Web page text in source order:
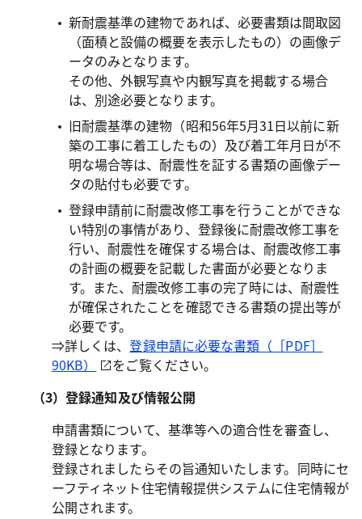
新耐震基準の建物であれば、必要書類は間取図
（面積と設備の概要を表示したもの）の画像デ
ータのみとなります。
その他、外観写真や内観写真を掲載する場合
は、別途必要となります。
旧耐震基準の建物（昭和56年5月31日以前に新
築の工事に着工したもの）及び着工年月日が不
明な場合等は、耐震性を証する書類の画像デー
タの貼付も必要です。
登録申請前に耐震改修工事を行うことができな
い特別の事情があり、登録後に耐震改修工事を
行い、耐震性を確保する場合は、耐震改修工事
の計画の概要を記載した書面が必要となりま
す。また、耐震改修工事の完了時には、耐震性
が確保されたことを確認できる書類の提出等が
必要です。
⇒詳しくは、登録申請に必要な書類（［PDF］
90KB）
をご覧ください。
（3）登録通知及び情報公開
申請書類について、基準等への適合性を審査し、
登録となります。
登録されましたらその旨通知いたします。同時にセ
ーフティネット住宅情報提供システムに住宅情報が
公開されます。